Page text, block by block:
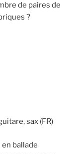
de paires de
?
sax (FR)
ballade